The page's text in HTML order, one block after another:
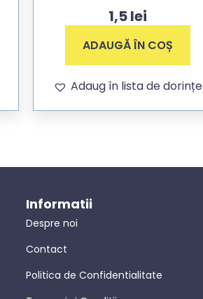
1,5lei
ADAUGĂ ÎN COȘ
Adaug în lista de dorințe
Informatii
Despre noi
Contact
Politica de Confidentialitate